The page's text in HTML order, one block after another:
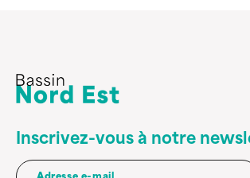
Inscrivez-vous à notre